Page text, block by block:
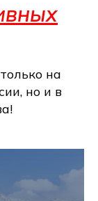
на
но и в